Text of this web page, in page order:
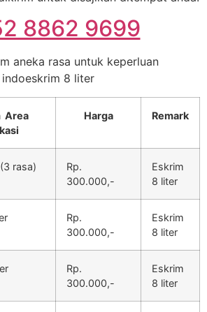
8862 9699
aneka rasa untuk keperluan
8 liter
Area
Harga Remark
rasa)
Rp.
300.000,-
Eskrim
8 liter
Rp.
300.000,-
Eskrim
8 liter
Rp.
300.000,-
Eskrim
8 liter